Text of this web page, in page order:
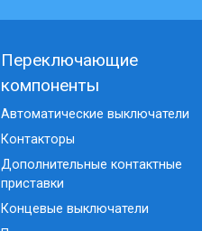
Переключающие
компоненты
Автоматические выключатели
Контакторы
Дополнительные контактные
приставки
Концевые выключатели